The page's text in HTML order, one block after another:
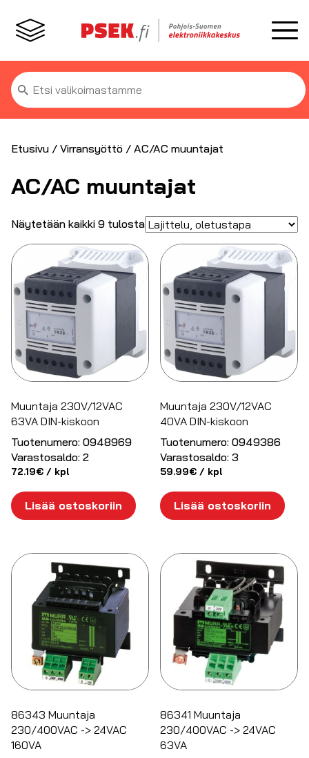
Etsi:
Etusivu / Virransyöttö / AC/AC muuntajat
AC/AC muuntajat
Näytetään kaikki 9 tulosta
Muuntaja 230V/12VAC
63VA DIN-kiskoon
Tuotenumero: 0948969
Varastosaldo: 2
72.19€ / kpl
Lisää ostoskoriin
Muuntaja 230V/12VAC
40VA DIN-kiskoon
Tuotenumero: 0949386
Varastosaldo: 3
59.99€ / kpl
Lisää ostoskoriin
86343 Muuntaja
230/400VAC -> 24VAC
160VA
86341 Muuntaja
230/400VAC -> 24VAC
63VA